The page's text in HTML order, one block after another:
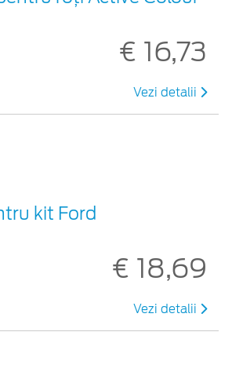
€ 16,73
Vezi detalii
kit Ford
€ 18,69
Vezi detalii